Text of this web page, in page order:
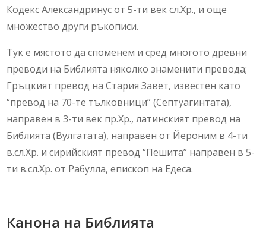
Кодекс Александринус от 5-ти век сл.Хр., и още
множество други ръкописи.
Тук е мястото да споменем и сред многото древни
преводи на Библията няколко знаменити превода;
Гръцкият превод на Стария Завет, известен като
“превод на 70-те тълковници” (Септуагинтата),
направен в 3-ти век пр.Хр., латинският превод на
Библията (Вулгатата), направен от Йероним в 4-ти
в.сл.Хр. и сирийският превод “Пешита” направен в 5-
ти в.сл.Хр. от Рабулла, епископ на Едеса.
Канона на Библията